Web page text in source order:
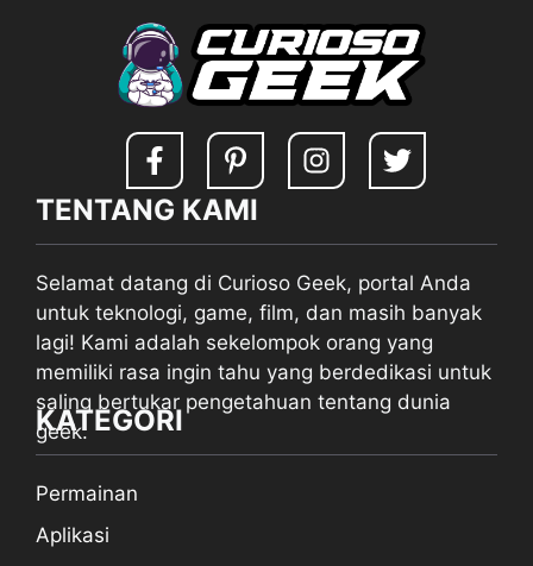
TENTANG KAMI
Selamat datang di Curioso Geek, portal Anda
untuk teknologi, game, film, dan masih banyak
lagi! Kami adalah sekelompok orang yang
memiliki rasa ingin tahu yang berdedikasi untuk
saling bertukar pengetahuan tentang dunia
geek.
KATEGORI
Permainan
Aplikasi